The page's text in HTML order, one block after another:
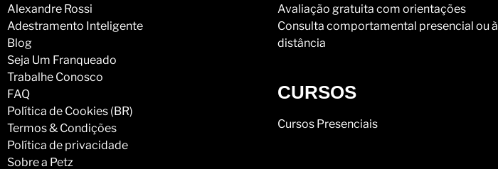
Alexandre Rossi
Adestramento Inteligente
Blog
Seja Um Franqueado
Trabalhe Conosco
FAQ
Política de Cookies (BR)
Termos & Condições
Política de privacidade
Sobre a Petz
Avaliação gratuita com orientações
Consulta comportamental presencial ou à
distância
CURSOS
Cursos Presenciais